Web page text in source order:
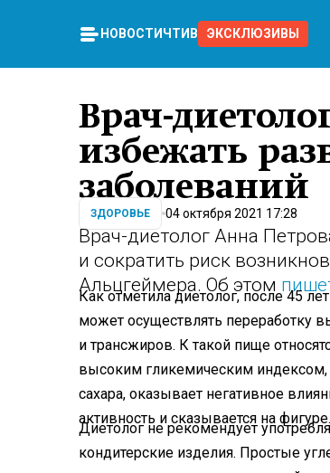
НОВОСТИ ЧТИВО ЭКСКЛЮЗИВЫ
Врач-
избежать
заболеваний
ЗДОРОВЬЕ 04 октября 2021 17:28
Врач-диетолог Анна
и сократить риск
Альцгеймера. Об этом
Как отметила диетолог, после 45
может осуществлять переработку
и трансжиров. К такой пище
высоким гликемическим индексом,
сахара, оказывает негативное
активность и сказывается на фигуре.
Диетолог не рекомендует
кондитерские изделия. Простые